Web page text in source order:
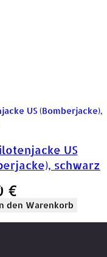
US
schwarz
€
den Warenkorb